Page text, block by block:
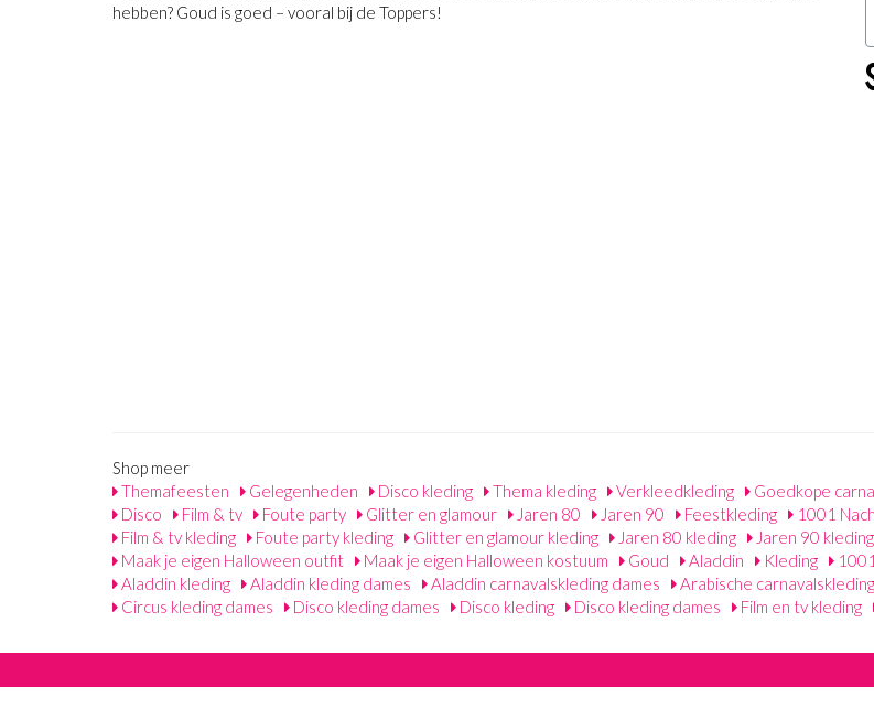
hebben? Goud is goed – vooral bij de Toppers!
Shop meer
Themafeesten
Gelegenheden Disco kleding Thema kleding Verkleedkleding Goedkope
Disco
Film & tv Foute party Glitter en glamour Jaren 80 Jaren 90 Feestkleding 1001
Film & tv kleding
Foute party kleding Glitter en glamour kleding Jaren 80 kleding Jaren 90 kleding
Maak je eigen Halloween outfit
Maak je eigen Halloween kostuum Goud Aladdin Kleding
Aladdin kleding
Aladdin kleding dames Aladdin carnavalskleding dames Arabische
Circus kleding dames
Disco kleding dames Disco kleding Disco kleding dames Film en tv kleding